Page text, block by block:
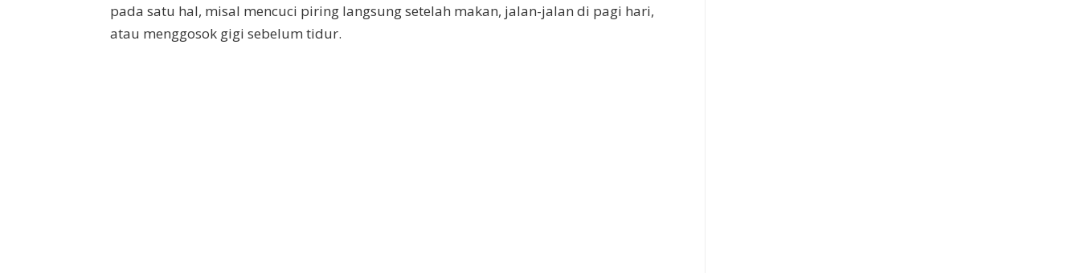
pada satu hal, misal mencuci piring langsung setelah makan, jalan-jalan di pagi hari,
atau menggosok gigi sebelum tidur.